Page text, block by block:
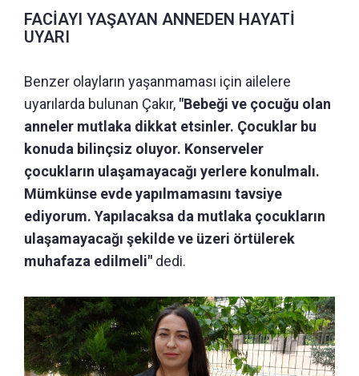
FACİAYI YAŞAYAN ANNEDEN HAYATİ
UYARI
Benzer olayların yaşanmaması için ailelere
uyarılarda bulunan Çakır, "Bebeği ve çocuğu olan
anneler mutlaka dikkat etsinler. Çocuklar bu
konuda bilinçsiz oluyor. Konserveler
çocukların ulaşamayacağı yerlere konulmalı.
Mümkünse evde yapılmamasını tavsiye
ediyorum. Yapılacaksa da mutlaka çocukların
ulaşamayacağı şekilde ve üzeri örtülerek
muhafaza edilmeli" dedi.